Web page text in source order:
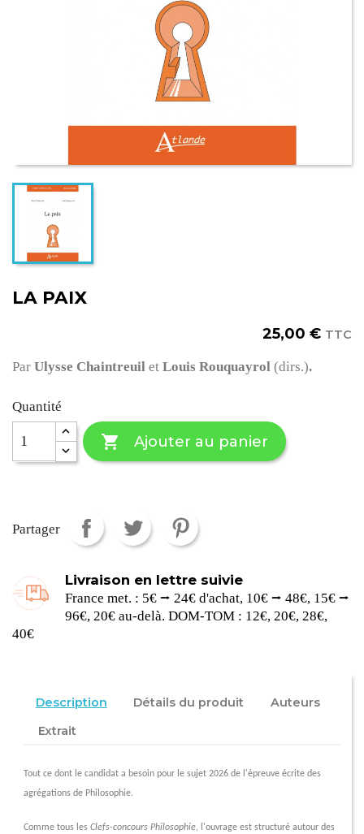
LA PAIX
25,00 € TTC
Par Ulysse Chaintreuil et Louis Rouquayrol (dirs.).
Quantité
 Ajouter au panier
Partager
Livraison en lettre suivie
France met. : 5€ ⭢ 24€ d'achat, 10€ ⭢ 48€, 15€ ⭢
96€, 20€ au-delà. DOM-TOM : 12€, 20€, 28€,
40€
Description Détails du produit
Auteurs
Extrait
Tout ce dont le candidat a besoin pour le sujet 2026 de l'épreuve écrite des
agrégations de Philosophie.
Comme tous lesClefs-concours Philosophie, l'ouvrage est structuré autour des